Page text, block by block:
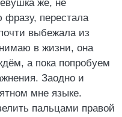
же, не
перестала
выбежала из
в жизни, она
а пока попробуем
Заодно и
мне языке.
пальцами правой